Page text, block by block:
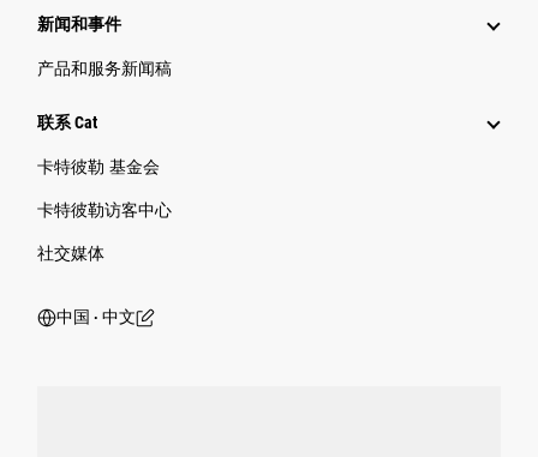
新闻和事件
产品和服务新闻稿
联系 Cat
卡特彼勒 基金会
卡特彼勒访客中心
社交媒体
中国 ‧ 中文